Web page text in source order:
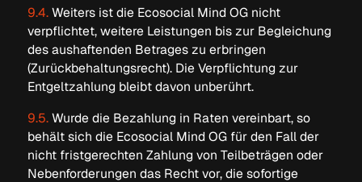
9.4.Weiters ist die Ecosocial Mind OG nicht
verpflichtet, weitere Leistungen bis zur Begleichung
des aushaftenden Betrages zu erbringen
(Zurückbehaltungsrecht). Die Verpflichtung zur
Entgeltzahlung bleibt davon unberührt.
9.5.Wurde die Bezahlung in Raten vereinbart, so
behält sich die Ecosocial Mind OG für den Fall der
nicht fristgerechten Zahlung von Teilbeträgen oder
Nebenforderungen das Recht vor, die sofortige